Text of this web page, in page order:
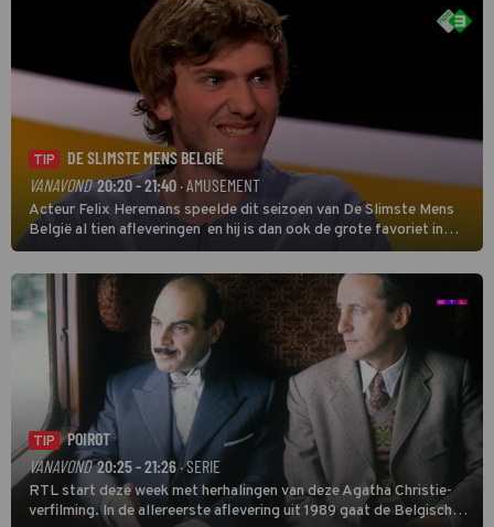
TIP
DE SLIMSTE MENS BELGIË
VANAVOND 20:20 - 21:40· AMUSEMENT
Acteur Felix Heremans speelde dit seizoen van De Slimste Mens
België al tien afleveringen en hij is dan ook de grote favoriet in
deze seizoensfinale. En er is Nederlandse inbreng, want komiek
Soundos El Ahmadi neemt plaats aan de jurytafel.
TIP
POIROT
VANAVOND 20:25 - 21:26 · SERIE
RTL start deze week met herhalingen van deze Agatha Christie-
verfilming. In de allereerste aflevering uit 1989 gaat de Belgische